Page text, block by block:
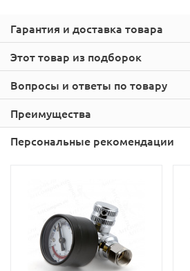
Этот товар из подборок
Гарантия и доставка товара
Вопросы и ответы по товару
Преимущества
Персональные рекомендации